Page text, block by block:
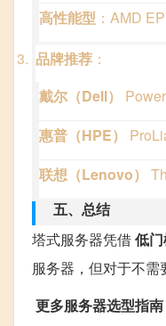
高性能型 ：AMD
品牌推荐 ：
戴尔（Dell）
惠普（HPE）
联想（Lenovo）
五、总结
塔式服务器凭借低
服务器，但对于不需
更多服务器选型指南